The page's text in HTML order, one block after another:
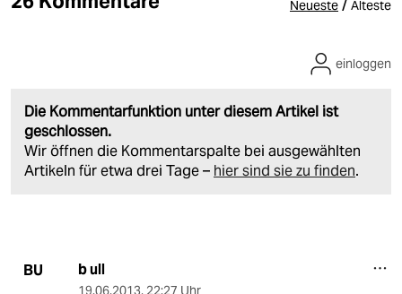
Neueste / Älteste
Die Kommentarfunktion unter diesem Artikel ist
geschlossen.
Wir öffnen die Kommentarspalte bei ausgewählten
Artikeln für etwa drei Tage – hier sind sie zu finden.
einloggen
BU b ull
19.06.2013, 22:27 Uhr